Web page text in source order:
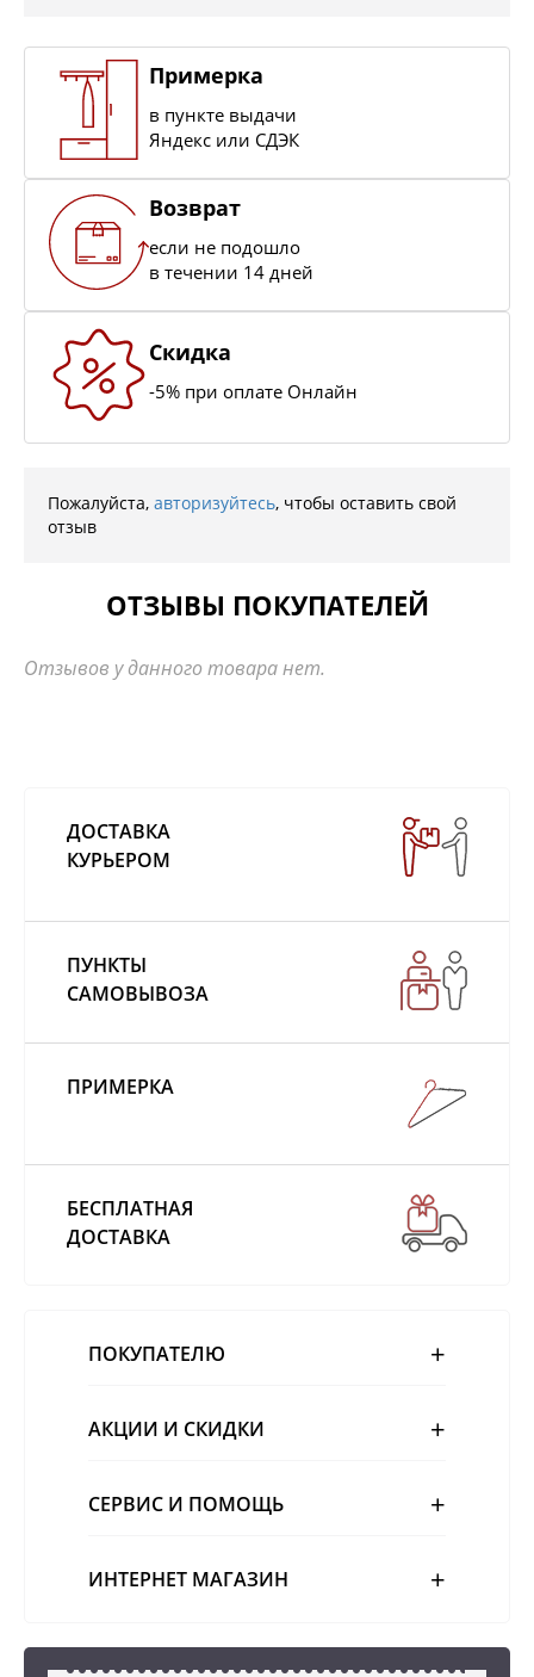
Примерка
в пункте выдачи
Яндекс или СДЭК
Возврат
если не подошло
в течении 14 дней
Скидка
-5% при оплате Онлайн
Пожалуйста, авторизуйтесь, чтобы оставить свой
отзыв
ОТЗЫВЫ ПОКУПАТЕЛЕЙ
Отзывов у данного товара нет.
ДОСТАВКА
КУРЬЕРОМ
ПУНКТЫ
САМОВЫВОЗА
ПРИМЕРКА
БЕСПЛАТНАЯ
ДОСТАВКА
ПОКУПАТЕЛЮ
АКЦИИ И СКИДКИ
СЕРВИС И ПОМОЩЬ
ИНТЕРНЕТ МАГАЗИН